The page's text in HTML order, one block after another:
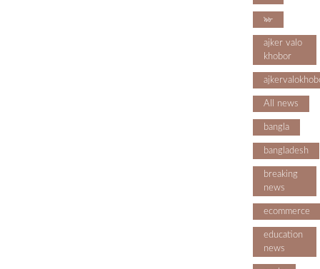
৯৮
ajker valo
khobor
All news
bangla
bangladesh
breaking
news
ecommerce
education
news